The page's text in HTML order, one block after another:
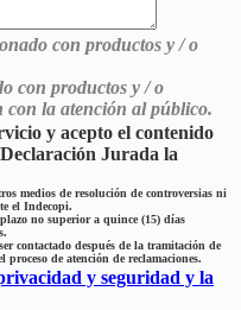
con productos y / o
con productos y / o
con la atención al público.
y acepto el contenido
Jurada la
medios de resolución de controversias ni
el Indecopi.
no superior a quince (15) días
contactado después de la tramitación de
de atención de reclamaciones.
y seguridad y la